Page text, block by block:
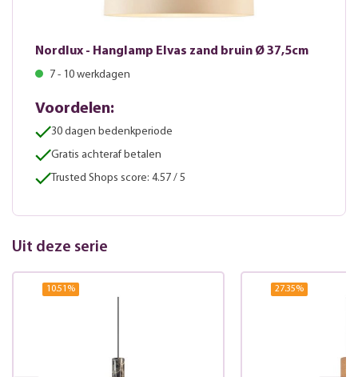
Nordlux - Hanglamp Elvas zand bruin Ø 37,5cm
7 - 10 werkdagen
Voordelen:
30 dagen bedenkperiode
Gratis achteraf betalen
Trusted Shops score: 4.57 / 5
Uit deze serie
10.51 % 27.35%